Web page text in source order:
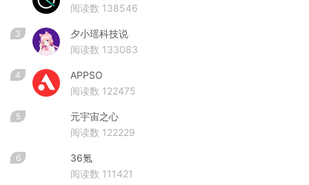
阅读数 138546
3
夕小瑶科技说
阅读数 133083
4
APPSO
阅读数 122475
5
元宇宙之心
阅读数 122229
6
36氪
阅读数 111421